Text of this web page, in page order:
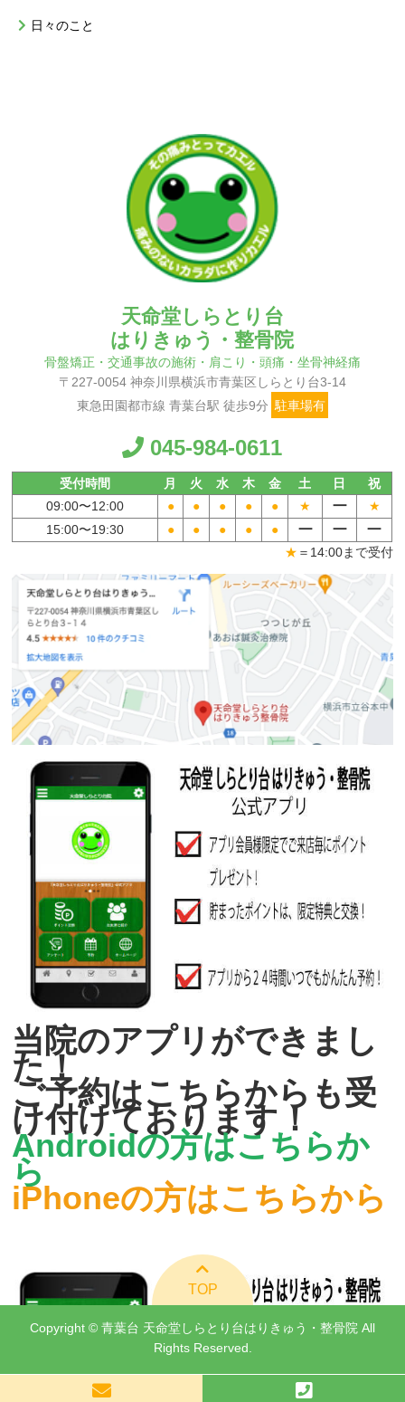
日々のこと
天命堂しらとり台
はりきゅう・整骨院
骨盤矯正・交通事故の施術・肩こり・頭痛・坐骨神経痛
〒227-0054 神奈川県横浜市青葉区しらとり台3-14
東急田園都市線 青葉台駅 徒歩9分 駐車場有
045-984-0611
受付時間 月 火 水 木 金 土 日
祝
09:00〜12:00 ● ● ● ● ● ★ ー
★
15:00〜19:30 ● ● ● ● ● ー ー ー
★ ＝14:00まで受付
当院のアプリができまし
た！
ご予約はこちらからも受
け付けております！
Androidの方はこちらか
ら
iPhoneの方はこちらから
TOP
Copyright © 青葉台 天命堂しらとり台はりきゅう・整骨院 All
Rights Reserved.